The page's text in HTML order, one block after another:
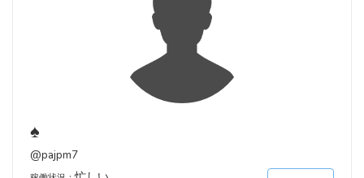
♠
@pajpm7